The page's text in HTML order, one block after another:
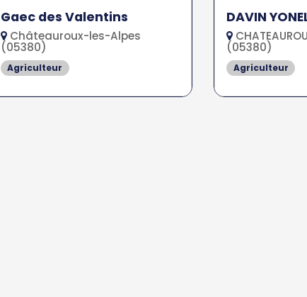
Gaec des Valentins
Châteauroux-les-Alpes
(05380)
Agriculteur
DAVIN
(05380)
Agriculteur